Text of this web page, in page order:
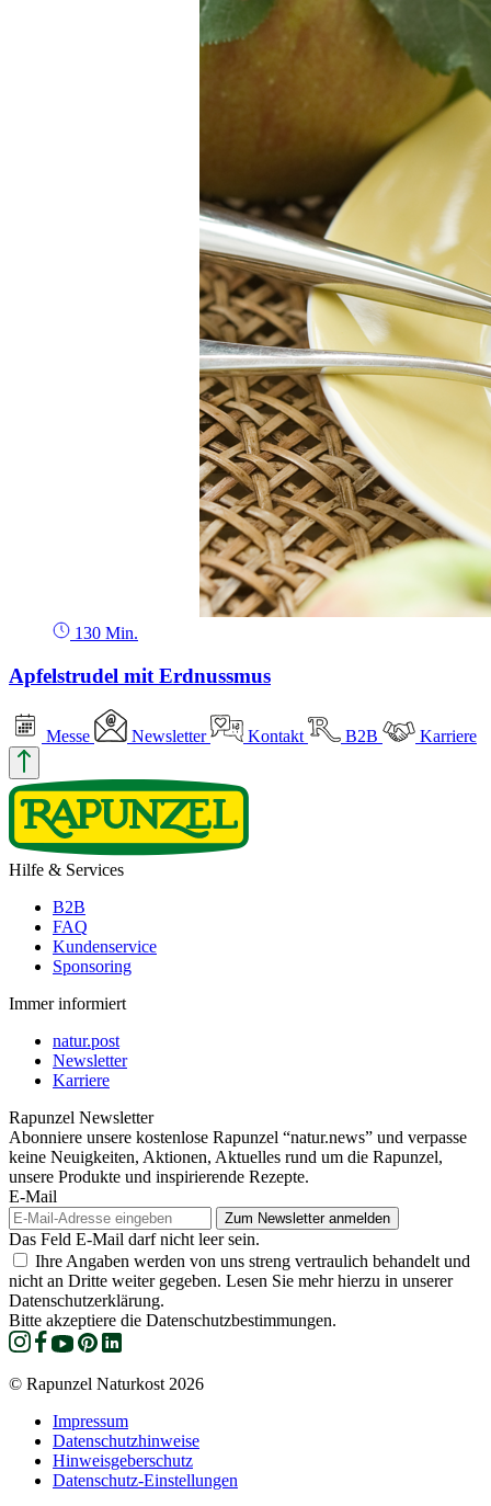
130 Min.
Apfelstrudel mit Erdnussmus
Messe Newsletter Kontakt B2B Karriere
Hilfe & Services
B2B
FAQ
Kundenservice
Sponsoring
Immer informiert
natur.post
Newsletter
Karriere
Rapunzel Newsletter
Abonniere unsere kostenlose Rapunzel “natur.news” und verpasse
keine Neuigkeiten, Aktionen, Aktuelles rund um die Rapunzel,
unsere Produkte und inspirierende Rezepte.
E-Mail
Das Feld E-Mail darf nicht leer sein.
Ihre Angaben werden von uns streng vertraulich behandelt und
nicht an Dritte weiter gegeben. Lesen Sie mehr hierzu in unserer
Datenschutzerklärung.
Bitte akzeptiere die Datenschutzbestimmungen.
© Rapunzel Naturkost 2026
Impressum
Datenschutzhinweise
Hinweisgeberschutz
Datenschutz-Einstellungen